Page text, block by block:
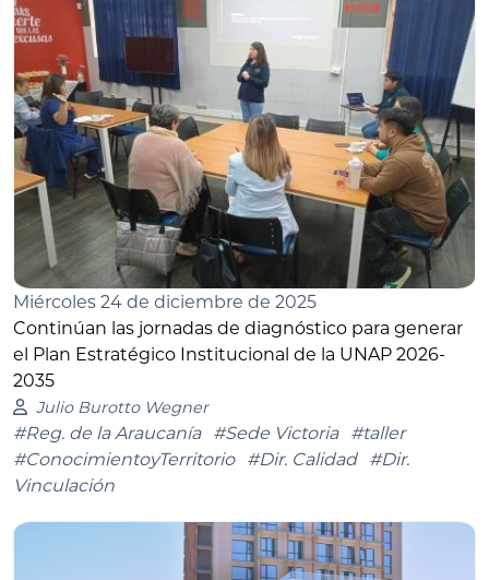
Miércoles 24 de diciembre de 2025
Continúan las jornadas de diagnóstico para generar
el Plan Estratégico Institucional de la UNAP 2026-
2035
Julio Burotto Wegner
#Reg. de la Araucanía #Sede Victoria
#taller
#ConocimientoyTerritorio
#Dir. Calidad
#Dir.
Vinculación